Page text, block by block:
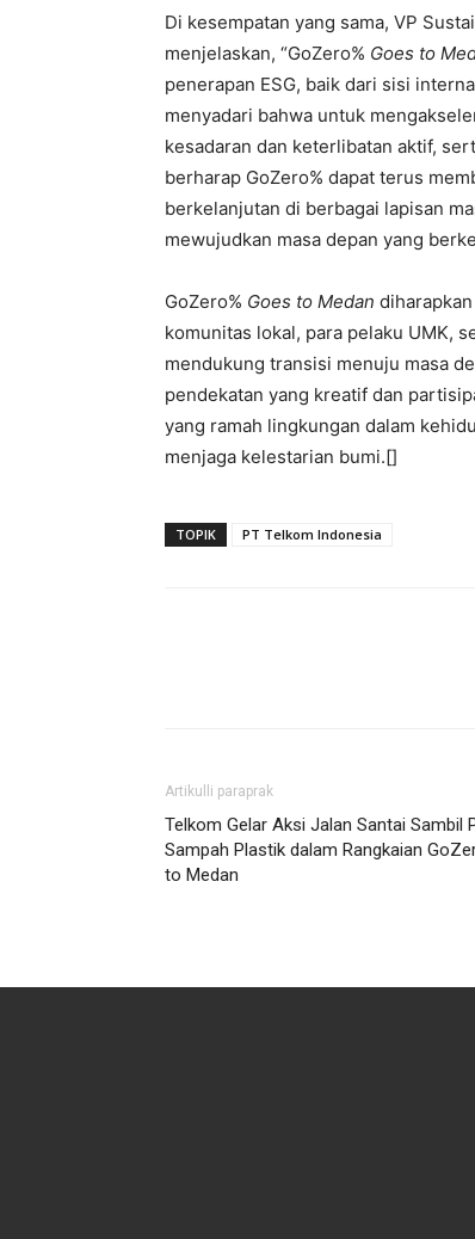
Di kesempatan yang sama, VP
menjelaskan, “GoZero% Goes to
penerapan ESG, baik dari sisi
menyadari bahwa untuk
kesadaran dan keterlibatan aktif,
berharap GoZero% dapat terus
berkelanjutan di berbagai lapisan
mewujudkan masa depan yang
GoZero% Goes to Medan
komunitas lokal, para pelaku UMK,
mendukung transisi menuju masa
pendekatan yang kreatif dan
yang ramah lingkungan dalam
menjaga kelestarian bumi.[]
TOPIK PT Telkom Indonesia
Artikulli paraprak
Telkom Gelar Aksi Jalan Santai Sambil
Sampah Plastik dalam Rangkaian
to Medan